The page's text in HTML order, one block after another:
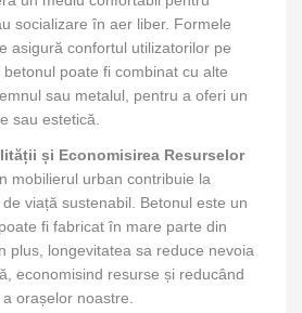
socializare în aer liber. Formele
asigură confortul utilizatorilor pe
poate fi combinat cu alte
sau metalul, pentru a oferi un
sau estetică.
și Economisirea Resurselor
mobilierul urban contribuie la
viață sustenabil. Betonul este un
fi fabricat în mare parte din
plus, longevitatea sa reduce nevoia
economisind resurse și reducând
orașelor noastre.